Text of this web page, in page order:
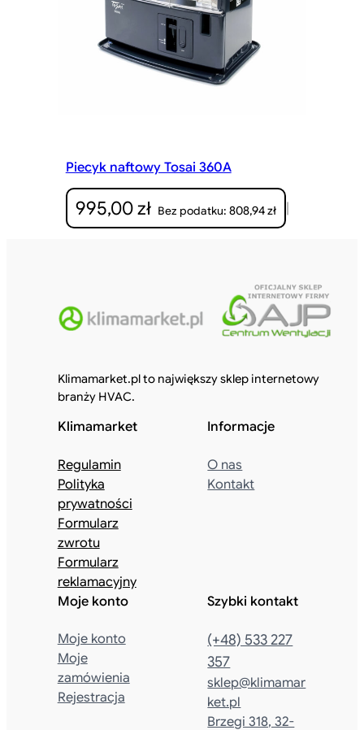
Piecyk naftowy Tosai 360A
995,00zł Bez podatku: 808,94zł |
Klimamarket.pl to największy sklep internetowy
branży HVAC.
Klimamarket
Regulamin
Polityka
prywatności
Formularz
zwrotu
Formularz
reklamacyjny
Informacje
O nas
Kontakt
Moje konto
Moje konto
Moje
zamówienia
Rejestracja
Szybki kontakt
(+48) 533 227
357
sklep@klimamar
ket.pl
Brzegi 318, 32-